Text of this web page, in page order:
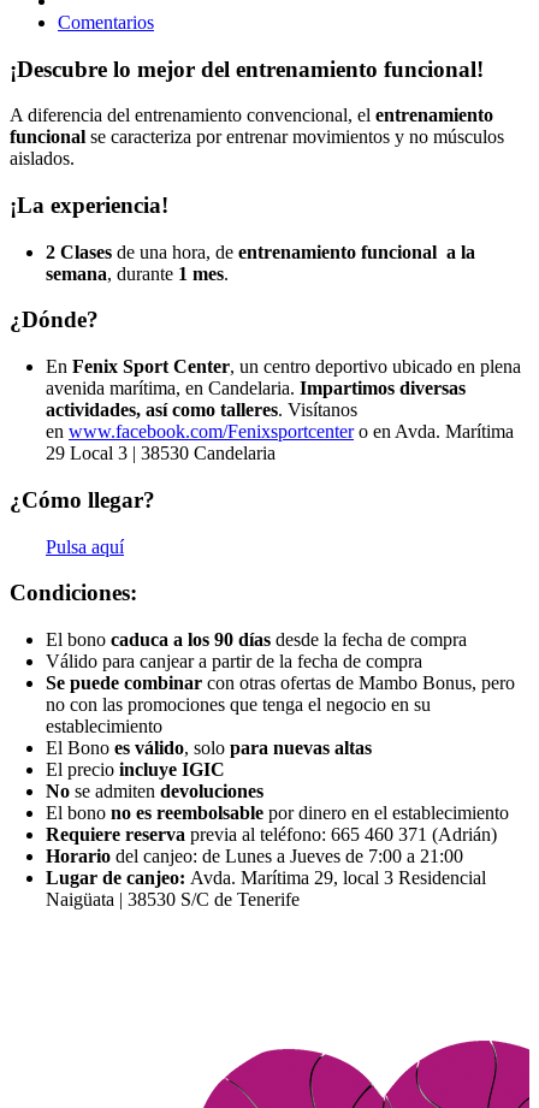
Comentarios
¡Descubre lo mejor del entrenamiento funcional!
A diferencia del entrenamiento convencional, el entrenamiento
funcional se caracteriza por entrenar movimientos y no músculos
aislados.
¡La experiencia!
2 Clases de una hora, de entrenamiento funcional a la
semana, durante 1 mes.
¿Dónde?
En Fenix Sport Center, un centro deportivo ubicado en plena
avenida marítima, en Candelaria. Impartimos diversas
actividades, así como talleres. Visítanos
en www.facebook.com/Fenixsportcentero en Avda. Marítima
29 Local 3 | 38530 Candelaria
¿Cómo llegar?
Pulsa aquí
Condiciones:
El bono caduca a los 90 días desde la fecha de compra
Válido para canjear a partir de la fecha de compra
Se puede combinar con otras ofertas de Mambo Bonus, pero
no con las promociones que tenga el negocio en su
establecimiento
El Bono es válido, solo para nuevas altas
El precio incluye IGIC
No se admiten devoluciones
El bono no es reembolsable por dinero en el establecimiento
Requiere reserva previa al teléfono: 665 460 371 (Adrián)
Horario del canjeo: de Lunes a Jueves de 7:00 a 21:00
Lugar de canjeo: Avda. Marítima 29, local 3 Residencial
Naigüata | 38530 S/C de Tenerife